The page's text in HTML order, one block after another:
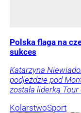
Polska flaga na
sukces
Katarzyna
podjeździe pod
została liderką
KolarstwoSport